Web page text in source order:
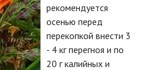
рекомендуется
осенью перед
перекопкой внести 3
- 4 кг перегноя и по
20 г калийных и